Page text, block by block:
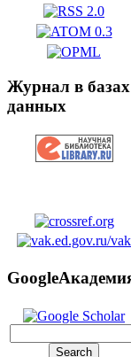
Журнал в базах
данных